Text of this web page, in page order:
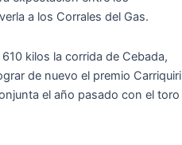
a los Corrales del Gas.
kilos la corrida de Cebada,
de nuevo el premio Carriquiri
el año pasado con el toro